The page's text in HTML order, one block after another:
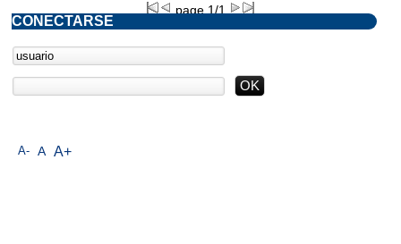
page 1/1
A- A A+
CONECTARSE